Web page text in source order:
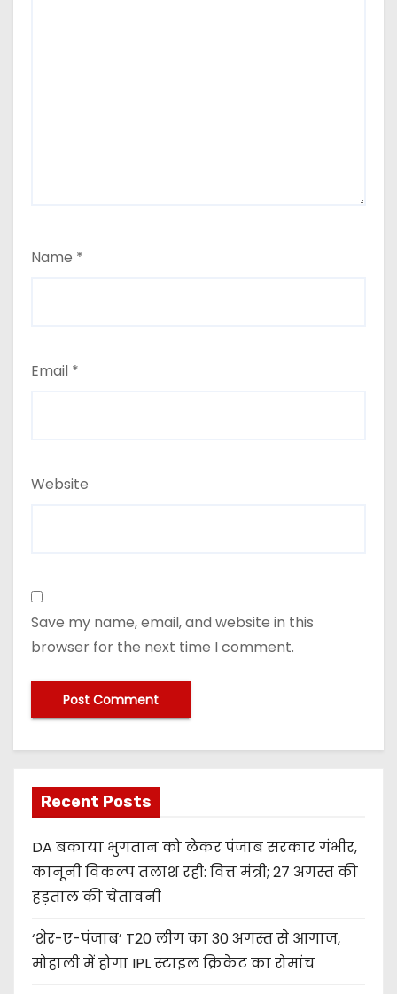
Name *
Email *
Website
Save my name, email, and website in this
browser for the next time I comment.
Recent Posts
DA बकाया भुगतान को लेकर पंजाब सरकार गंभीर,
कानूनी विकल्प तलाश रही: वित्त मंत्री; 27 अगस्त की
हड़ताल की चेतावनी
‘शेर-ए-पंजाब’ T20 लीग का 30 अगस्त से आगाज,
मोहाली में होगा IPL स्टाइल क्रिकेट का रोमांच